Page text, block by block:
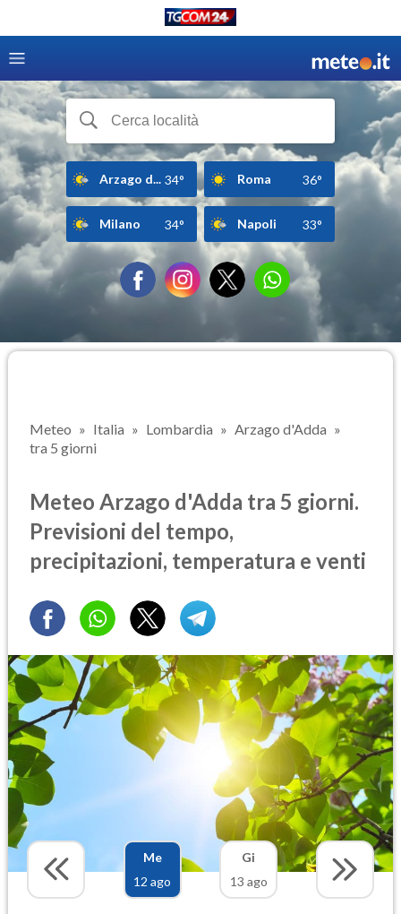
Arzago d... 34° Roma 36°
Milano 34° Napoli 33°
Meteo Italia Lombardia
Arzago d'Adda
tra 5 giorni
Meteo Arzago d'Adda tra 5 giorni.
Previsioni del tempo,
precipitazioni, temperatura e venti
Me
12 ago
Gi
13 ago